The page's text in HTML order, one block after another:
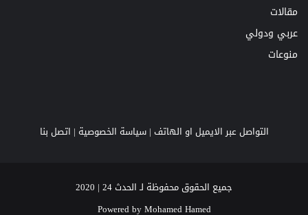
مقالات
عربي ودولي
منوعات
التواصل عبر الايميل او الهاتف |سياسة الخصوصية | اتصل بنا
جميع الحقوق محفوظة لـ الحدث 24 | 2020
Powered byMohamed Hamed